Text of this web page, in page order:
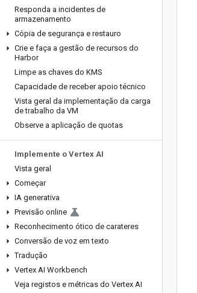
Responda a incidentes de
armazenamento
Cópia de segurança e restauro
Crie e faça a gestão de recursos do
Harbor
Limpe as chaves do KMS
Capacidade de receber apoio técnico
Vista geral da implementação da carga
de trabalho da VM
Observe a aplicação de quotas
Implemente o Vertex AI
Vista geral
Começar
IA generativa
Previsão online
Reconhecimento ótico de carateres
Conversão de voz em texto
Tradução
Vertex AI Workbench
Veja registos e métricas do Vertex AI